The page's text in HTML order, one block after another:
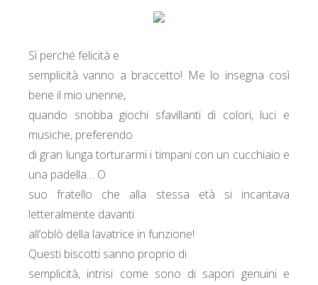
Sì perché felicità e
semplicità vanno a braccetto! Me lo insegna così
bene il mio unenne,
quando snobba giochi sfavillanti di colori, luci e
musiche, preferendo
di gran lunga torturarmi i timpani con un cucchiaio e
una padella… O
suo fratello che alla stessa età si incantava
letteralmente davanti
all’oblò della lavatrice in funzione!
Questi biscotti sanno proprio di
semplicità, intrisi come sono di sapori genuini e